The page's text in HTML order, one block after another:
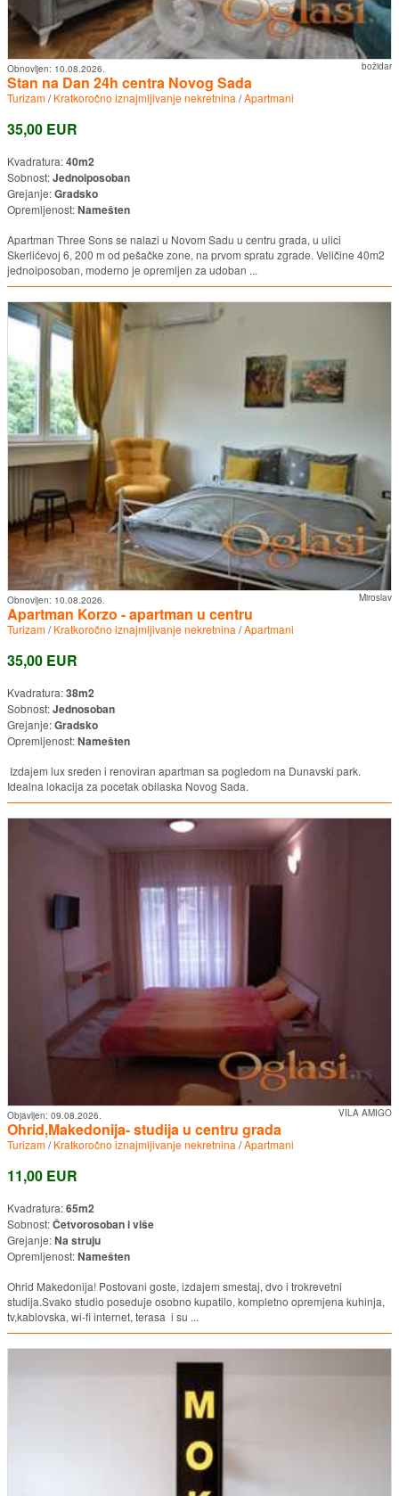
božidar
Obnovljen: 10.08.2026.
Stan na Dan 24h centra Novog Sada
Turizam/Kratkoročno iznajmljivanje nekretnina /Apartmani
35,00 EUR
Kvadratura:40m2
Sobnost:Jednoiposoban
Grejanje:Gradsko
Opremljenost:Namešten
Apartman Three Sons se nalazi u Novom Sadu u centru grada, u ulici
Skerlićevoj 6, 200 m od pešačke zone, na prvom spratu zgrade. Veličine 40m2
jednoiposoban, moderno je opremljen za udoban ...
Miroslav
Obnovljen: 10.08.2026.
Apartman Korzo - apartman u centru
Turizam/Kratkoročno iznajmljivanje nekretnina /Apartmani
35,00 EUR
Kvadratura:38m2
Sobnost:Jednosoban
Grejanje:Gradsko
Opremljenost:Namešten
Izdajem lux sreden i renoviran apartman sa pogledom na Dunavski park.
Idealna lokacija za pocetak obilaska Novog Sada.
VILA AMIGO
Objavljen: 09.08.2026.
Ohrid,Makedonija- studija u centru grada
Turizam/Kratkoročno iznajmljivanje nekretnina /Apartmani
11,00 EUR
Kvadratura:65m2
Sobnost:Četvorosoban i više
Grejanje:Na struju
Opremljenost:Namešten
Ohrid Makedonija! Postovani goste, izdajem smestaj, dvo i trokrevetni
studija.Svako studio poseduje osobno kupatilo, kompletno opremjena kuhinja,
tv,kablovska, wi-fi internet, terasa i su ...